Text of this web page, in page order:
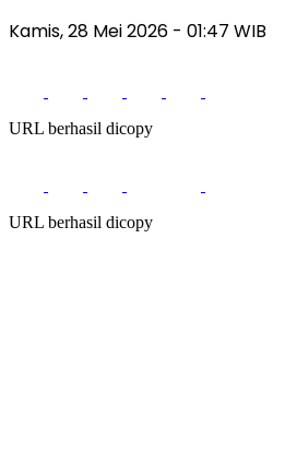
Kamis, 28 Mei 2026 - 01:47 WIB
URL berhasil dicopy
URL berhasil dicopy